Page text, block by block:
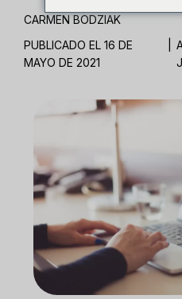
CARMEN BODZIAK
PUBLICADO EL 16 DE
MAYO DE 2021